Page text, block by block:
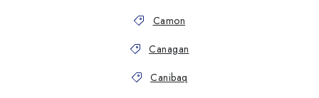
Camon
Canagan
Canibaq